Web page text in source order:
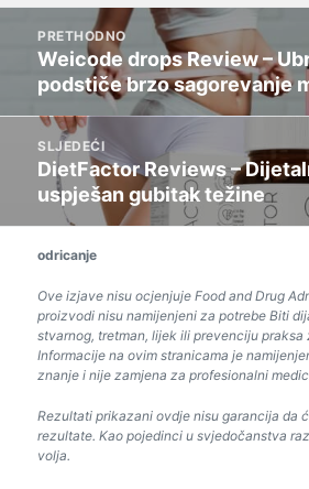
navigacija
PRETHODNO
Prethodni
post:
Weicode drops Review –
podstiče brzo sagorevanje
SLJEDEĆI
Sljedeći
post:
DietFactor Reviews –
uspješan gubitak težine
odricanje
Ove izjave nisu ocjenjuje Food and Drug
proizvodi nisu namijenjeni za potrebe Biti
stvarnog, tretman, lijek ili prevenciju praksa
Informacije na ovim stranicama je
znanje i nije zamjena za profesionalni
Rezultati prikazani ovdje nisu garancija da
rezultate. Kao pojedinci u svjedočanstva
volja.